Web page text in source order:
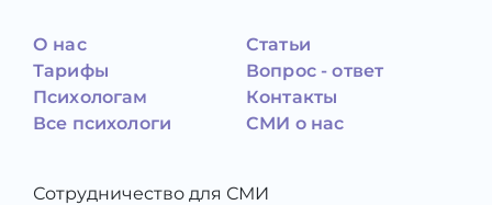
О нас
Тарифы
Психологам
Все психологи
Статьи
Вопрос - ответ
Контакты
СМИ о нас
Сотрудничество для СМИ